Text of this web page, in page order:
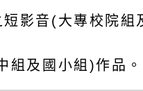
短影音(大專校院組
組及國小組)作品。